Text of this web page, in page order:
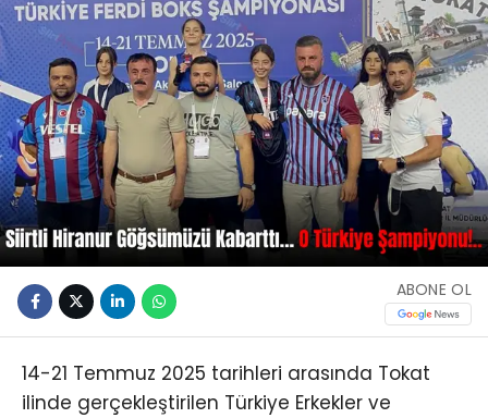
ABONE OL
14-21 Temmuz 2025 tarihleri arasında Tokat
ilinde gerçekleştirilen Türkiye Erkekler ve